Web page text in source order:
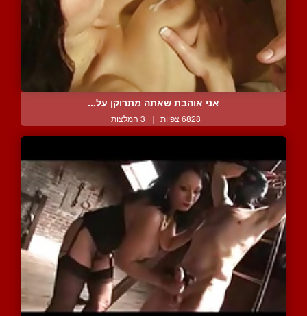
אני אוהבת שאתה מתרוקן על...
6828 צפיות | 3 המלצות